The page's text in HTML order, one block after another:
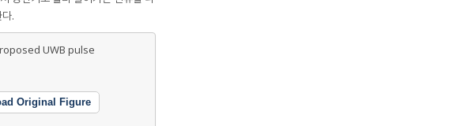
.
UWB pulse
Original Figure